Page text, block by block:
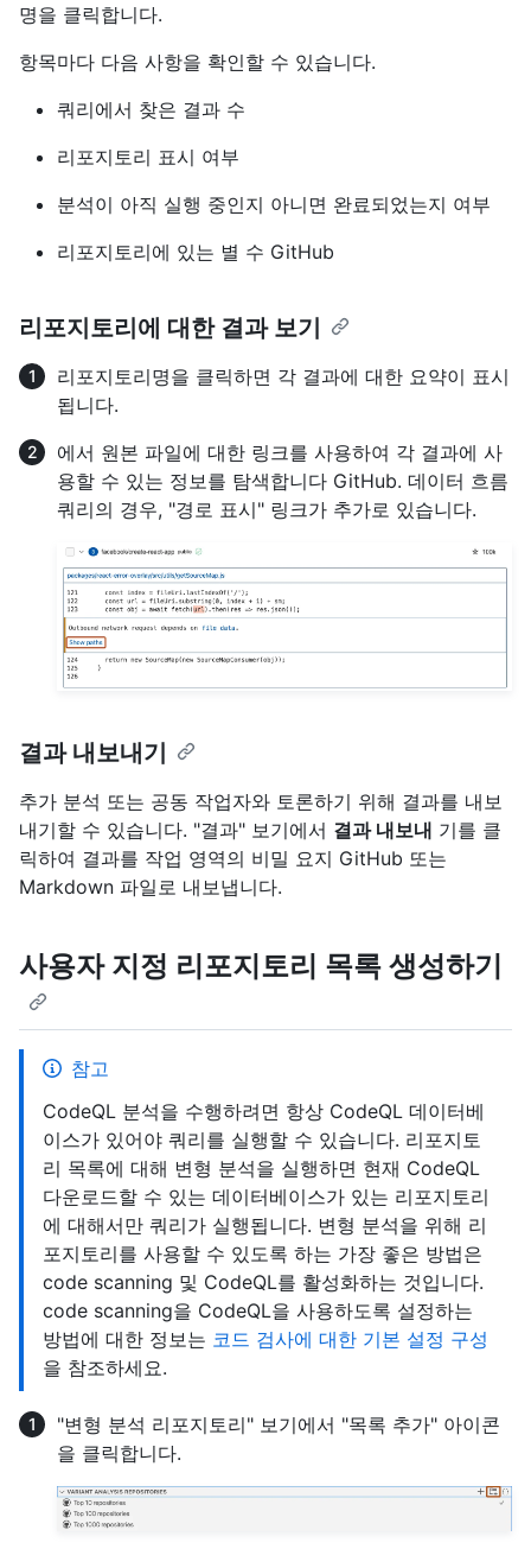
명을 클릭합니다.
항목마다 다음 사항을 확인할 수 있습니다.
쿼리에서 찾은 결과 수
리포지토리 표시 여부
분석이 아직 실행 중인지 아니면 완료되었는지 여부
리포지토리에 있는 별 수 GitHub
리포지토리에 대한 결과 보기
리포지토리명을 클릭하면 각 결과에 대한 요약이 표시
됩니다.
에서 원본 파일에 대한 링크를 사용하여 각 결과에 사
용할 수 있는 정보를 탐색합니다 GitHub. 데이터 흐름
쿼리의 경우, "경로 표시" 링크가 추가로 있습니다.
결과 내보내기
추가 분석 또는 공동 작업자와 토론하기 위해 결과를 내보
내기할 수 있습니다. "결과" 보기에서 결과 내보내 기를 클
릭하여 결과를 작업 영역의 비밀 요지 GitHub 또는
Markdown 파일로 내보냅니다.
사용자 지정 리포지토리 목록 생성하기
참고
CodeQL 분석을 수행하려면 항상 CodeQL 데이터베
이스가 있어야 쿼리를 실행할 수 있습니다. 리포지토
리 목록에 대해 변형 분석을 실행하면 현재 CodeQL
다운로드할 수 있는 데이터베이스가 있는 리포지토리
에 대해서만 쿼리가 실행됩니다. 변형 분석을 위해 리
포지토리를 사용할 수 있도록 하는 가장 좋은 방법은
code scanning 및 CodeQL를 활성화하는 것입니다.
code scanning을 CodeQL을 사용하도록 설정하는
방법에 대한 정보는 코드 검사에 대한 기본 설정 구성
을 참조하세요.
"변형 분석 리포지토리" 보기에서 "목록 추가" 아이콘
을 클릭합니다.